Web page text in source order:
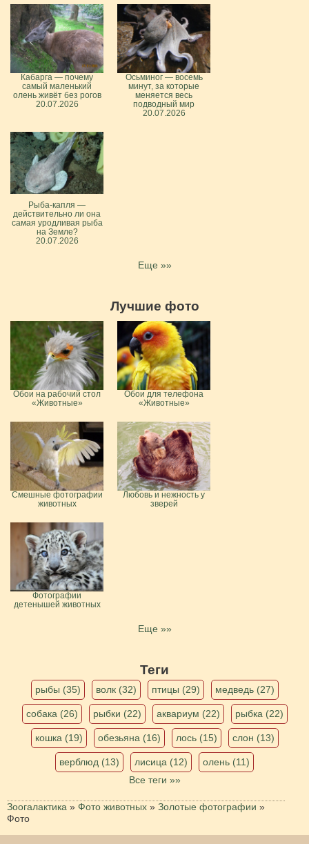
Кабарга — почему
самый маленький
олень живёт без рогов
20.07.2026
Осьминог — восемь
минут, за которые
меняется весь
подводный мир
20.07.2026
Рыба-капля —
действительно ли она
самая уродливая рыба
на Земле?
20.07.2026
Еще »»
Лучшие фото
Обои на рабочий стол
«Животные»
Обои для телефона
«Животные»
Смешные фотографии
животных
Любовь и нежность у
зверей
Фотографии
детенышей животных
Еще »»
Теги
рыбы (35) волк (32) птицы (29) медведь (27)
собака (26) рыбки (22) аквариум (22) рыбка (22)
кошка (19) обезьяна (16) лось (15) слон (13)
верблюд (13) лисица (12)
олень (11)
Все теги »»
Зоогалактика » Фото животных » Золотые фотографии »
Фото